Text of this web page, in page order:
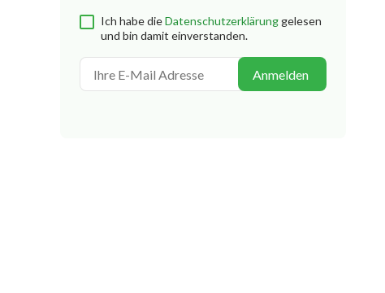
Ich habe dieDatenschutzerklärung gelesen
und bin damit einverstanden.